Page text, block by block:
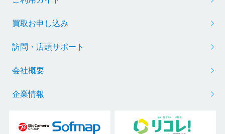
買取お申し込み
訪問・店頭サポート
会社概要
企業情報